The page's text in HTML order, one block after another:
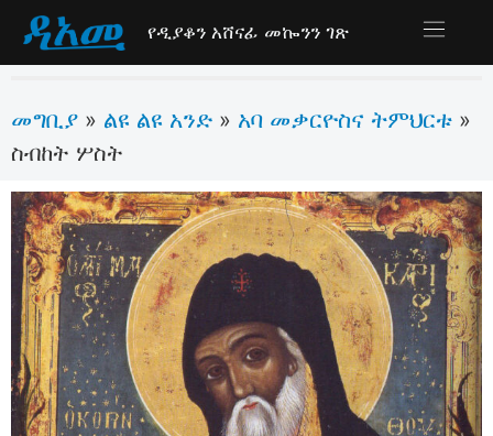
የዲያቆን አሸናፊ መኰንን ገጽ
መግቢያ » ልዩ ልዩ አንድ » አባ መቃርዮስና ትምህርቱ »
ስብከት ሦስት